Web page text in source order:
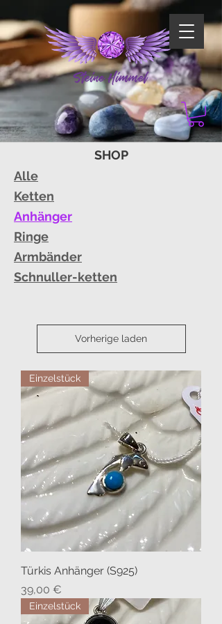
SHOP
Alle
Ketten
Anhänger
Ringe
Armbänder
Schnuller-ketten
Vorherige laden
Einzelstück
Türkis Anhänger (S925)
Preis
39,00 €
Einzelstück